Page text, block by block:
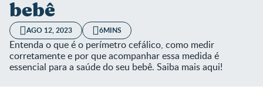
bebê
AGO 12, 2023 6MINS
Entenda o que é o perímetro cefálico, como medir
corretamente e por que acompanhar essa medida é
essencial para a saúde do seu bebê. Saiba mais aqui!